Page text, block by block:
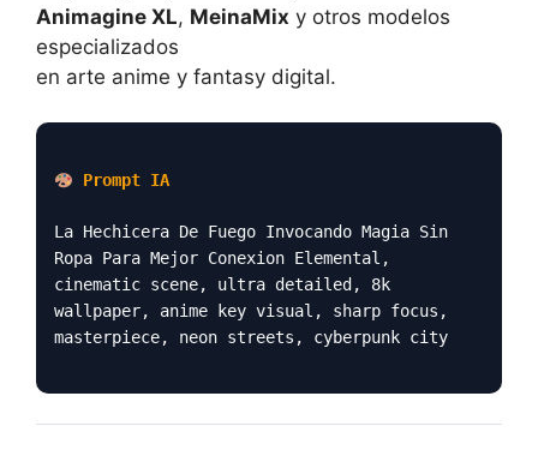
Animagine XL, MeinaMix y otros modelos
especializados
en arte anime y fantasy digital.
Prompt IA
La Hechicera De Fuego Invocando Magia Sin
Ropa Para Mejor Conexion Elemental,
cinematic scene, ultra detailed, 8k
wallpaper, anime key visual, sharp focus,
masterpiece, neon streets, cyberpunk city